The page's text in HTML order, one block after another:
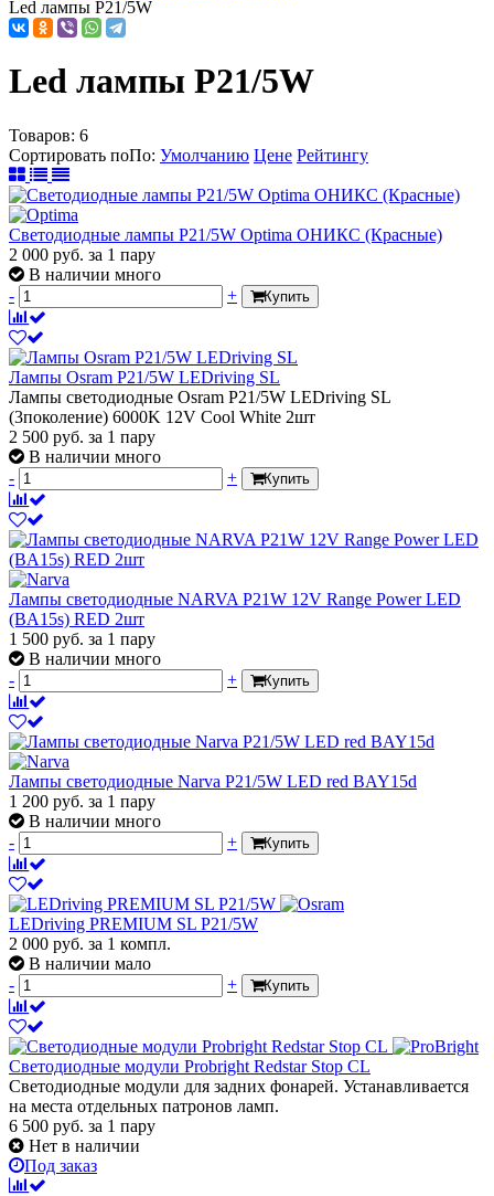
Led лампы P21/5W
Led лампы P21/5W
Товаров: 6
Сортировать поПо: Умолчанию Цене Рейтингу
Светодиодные лампы P21/5W Optima ОНИКС (Красные)
2 000 руб. за 1 пару
В наличии много
-
+ Купить
Лампы Osram P21/5W LEDriving SL
Лампы светодиодные Osram P21/5W LEDriving SL
(3поколение) 6000K 12V Cool White 2шт
2 500 руб. за 1 пару
В наличии много
-
+ Купить
Лампы светодиодные NARVA P21W 12V Range Power LED
(BA15s) RED 2шт
1 500 руб. за 1 пару
В наличии много
-
+ Купить
Лампы светодиодные Narva P21/5W LED red BAY15d
1 200 руб. за 1 пару
В наличии много
-
+ Купить
LEDriving PREMIUM SL P21/5W
2 000 руб. за 1 компл.
В наличии мало
-
+ Купить
Светодиодные модули Probright Redstar Stop CL
Светодиодные модули для задних фонарей. Устанавливается
на места отдельных патронов ламп.
6 500 руб. за 1 пару
Нет в наличии
Под заказ